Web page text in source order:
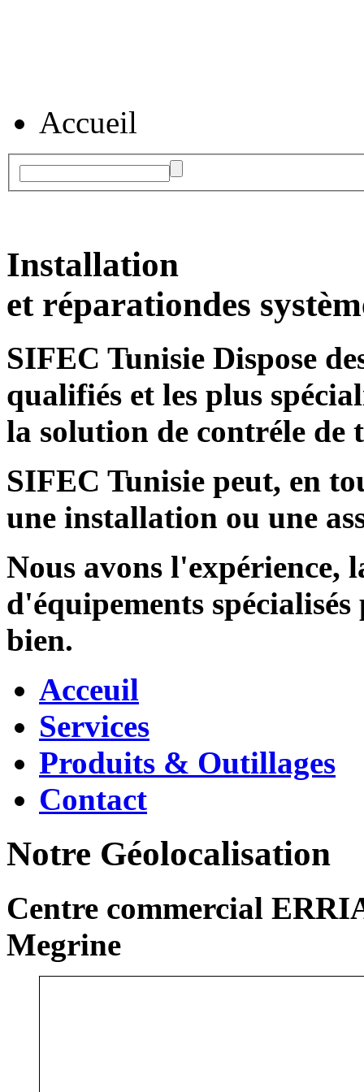
Accueil
Installation
et réparationdes
SIFEC Tunisie Dispose
qualifiés et les plus
la solution de contréle de
SIFEC Tunisie peut, en
une installation ou une
Nous avons l'expérience,
d'équipements
bien.
Acceuil
Services
Produits & Outillages
Contact
Notre Géolocalisation
Centre commercial
Megrine